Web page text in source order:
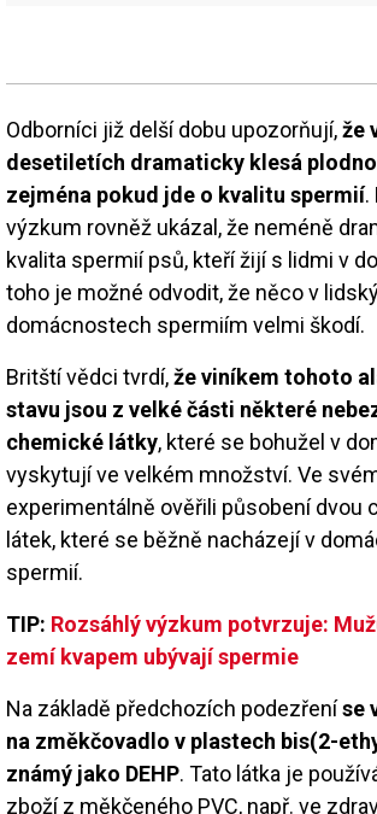
Odborníci již delší dobu upozorňují,že
desetiletích dramaticky klesá
zejména pokud jde o kvalitu spermií.
výzkum rovněž ukázal, že neméně
kvalita spermií psů, kteří žijí s lidmi v
toho je možné odvodit, že něco v
domácnostech spermiím velmi škodí.
Britští vědci tvrdí,že viníkem tohoto
stavu jsou z velké části některé
chemické látky, které se bohužel v
vyskytují ve velkém množství. Ve
experimentálně ověřili působení dvou
látek, které se běžně nacházejí v
spermií.
TIP: Rozsáhlý výzkum potvrzuje:
zemí kvapem ubývají spermie
Na základě předchozích podezřeníse
na změkčovadlo v plastech bis(2-
známý jako DEHP. Tato látka je
zboží z měkčeného PVC, např. ve